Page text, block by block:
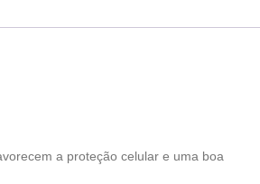
a proteção celular e uma boa